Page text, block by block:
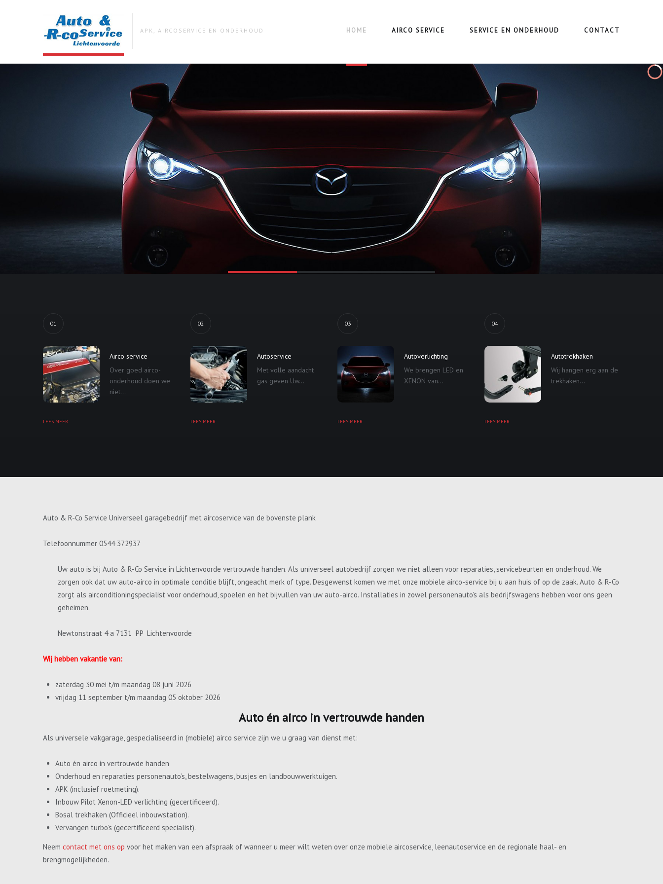
APK, AIRCOSERVICE EN ONDERHOUD HOME AIRCO SERVICE SERVICE EN ONDERHOUD CONTACT
01
Airco service
Over goed airco-
onderhoud doen we
niet...
LEES MEER
02
Autoservice
Met volle aandacht
gas geven Uw...
LEES MEER
03
Autoverlichting
We brengen LED en
XENON van...
LEES MEER
04
Autotrekhaken
Wij hangen erg aan de
trekhaken...
LEES MEER
Auto & R-Co Service Universeel garagebedrijf met aircoservice van de bovenste plank
Telefoonnummer 0544 372937
Uw auto is bij Auto & R-Co Service in Lichtenvoorde vertrouwde handen. Als universeel autobedrijf zorgen we niet alleen voor reparaties, servicebeurten en onderhoud. We
zorgen ook dat uw auto-airco in optimale conditie blijft, ongeacht merk of type. Desgewenst komen we met onze mobiele airco-service bij u aan huis of op de zaak. Auto & R-Co
zorgt als airconditioningspecialist voor onderhoud, spoelen en het bijvullen van uw auto-airco. Installaties in zowel personenauto’s als bedrijfswagens hebben voor ons geen
geheimen.
Newtonstraat 4 a 7131 PP Lichtenvoorde
Wij hebben vakantie van:
zaterdag 30 mei t/m maandag 08 juni 2026
vrijdag 11 september t/m maandag 05 oktober 2026
Auto én airco in vertrouwde handen
Als universele vakgarage, gespecialiseerd in (mobiele) airco service zijn we u graag van dienst met:
Auto én airco in vertrouwde handen
Onderhoud en reparaties personenauto’s, bestelwagens, busjes en landbouwwerktuigen.
APK (inclusief roetmeting).
Inbouw Pilot Xenon-LED verlichting (gecertificeerd).
Bosal trekhaken (Officieel inbouwstation).
Vervangen turbo’s (gecertificeerd specialist).
Neem contact met ons op voor het maken van een afspraak of wanneer u meer wilt weten over onze mobiele aircoservice, leenautoservice en de regionale haal- en
brengmogelijkheden.